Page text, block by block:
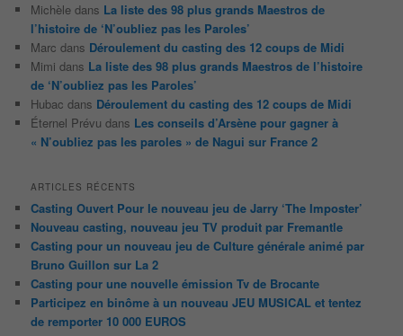
Michèle dans La liste des 98 plus grands Maestros de
l’histoire de ‘N’oubliez pas les Paroles’
Marc dans Déroulement du casting des 12 coups de Midi
Mimi dans La liste des 98 plus grands Maestros de l’histoire
de ‘N’oubliez pas les Paroles’
Hubac dans Déroulement du casting des 12 coups de Midi
Éternel Prévu dans Les conseils d’Arsène pour gagner à
« N’oubliez pas les paroles » de Nagui sur France 2
ARTICLES RÉCENTS
Casting Ouvert Pour le nouveau jeu de Jarry ‘The Imposter’
Nouveau casting, nouveau jeu TV produit par Fremantle
Casting pour un nouveau jeu de Culture générale animé par
Bruno Guillon sur La 2
Casting pour une nouvelle émission Tv de Brocante
Participez en binôme à un nouveau JEU MUSICAL et tentez
de remporter 10 000 EUROS